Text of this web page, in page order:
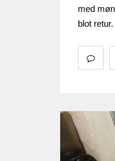
med
blot